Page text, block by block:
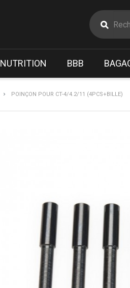
NUTRITION BBB
POINÇON POUR CT-4/4.2/11 (4PCS+BILLE)